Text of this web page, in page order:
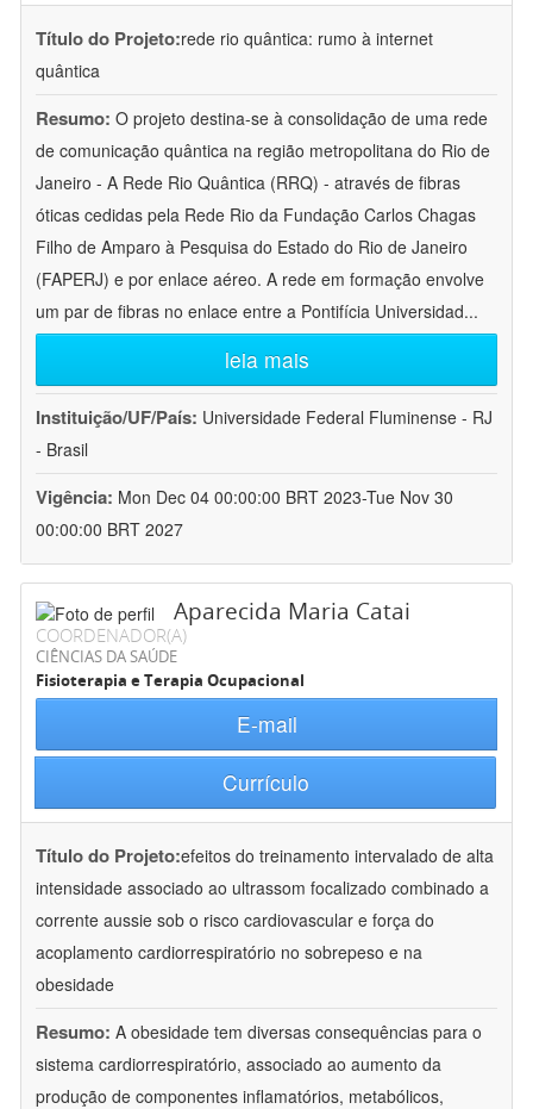
Título do Projeto:rede rio quântica: rumo à internet
quântica
Resumo: O projeto destina-se à consolidação de uma rede
de comunicação quântica na região metropolitana do Rio de
Janeiro - A Rede Rio Quântica (RRQ) - através de fibras
óticas cedidas pela Rede Rio da Fundação Carlos Chagas
Filho de Amparo à Pesquisa do Estado do Rio de Janeiro
(FAPERJ) e por enlace aéreo. A rede em formação envolve
um par de fibras no enlace entre a Pontifícia Universidad...
leia mais
Instituição/UF/País: Universidade Federal Fluminense - RJ
- Brasil
Vigência: Mon Dec 04 00:00:00 BRT 2023-Tue Nov 30
00:00:00 BRT 2027
Aparecida Maria Catai
COORDENADOR(A)
CIÊNCIAS DA SAÚDE
Fisioterapia e Terapia Ocupacional
E-mail
Currículo
Título do Projeto:efeitos do treinamento intervalado de alta
intensidade associado ao ultrassom focalizado combinado a
corrente aussie sob o risco cardiovascular e força do
acoplamento cardiorrespiratório no sobrepeso e na
obesidade
Resumo: A obesidade tem diversas consequências para o
sistema cardiorrespiratório, associado ao aumento da
produção de componentes inflamatórios, metabólicos,